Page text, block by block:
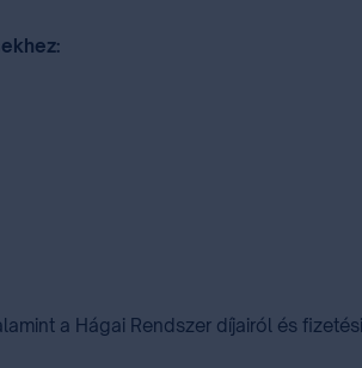
a Hágai Rendszer díjairól és